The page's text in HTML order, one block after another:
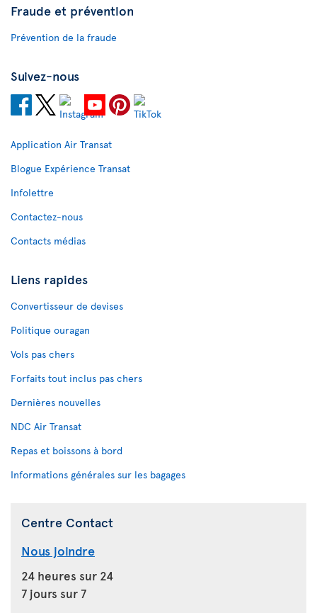
Fraude et prévention
Prévention de la fraude
Suivez-nous
Application Air Transat
Blogue Expérience Transat
Infolettre
Contactez-nous
Contacts médias
Liens rapides
Convertisseur de devises
Politique ouragan
Vols pas chers
Forfaits tout inclus pas chers
Dernières nouvelles
NDC Air Transat
Repas et boissons à bord
Informations générales sur les bagages
Centre Contact
Nous joindre
24 heures sur 24
7 jours sur 7